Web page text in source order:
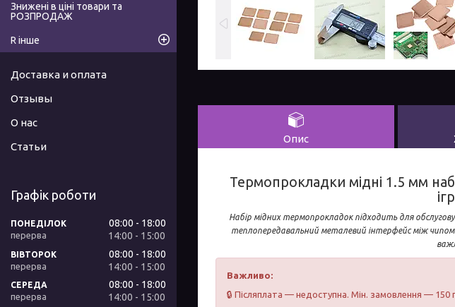
Опис
Термопрокладки мідні 1.5 мм
Набір мідних термопрокладок підходить для
теплопередавальний металевий інтерфейс між
Важливо:
🔒 Післяплата — недоступна. Мін. замовлення — 150
Знижені в ціні товари та
РОЗПРОДАЖ
R інше
Доставка и оплата
Отзывы
О нас
Статьи
Графік роботи
ПОНЕДІЛОК 08:00
18:00
14:00
15:00
ВІВТОРОК 08:00
18:00
14:00
15:00
СЕРЕДА 08:00
18:00
14:00
15:00